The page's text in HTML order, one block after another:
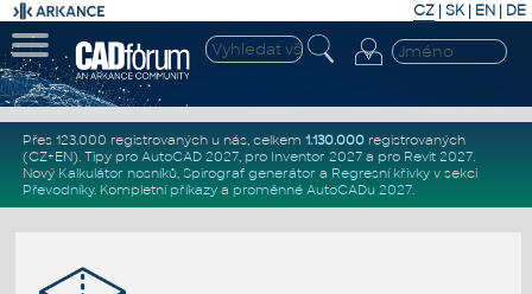
CZ | SK| EN | DE
Přes 123.000 registrovaných u nás, celkem 1.130.000registrovaných
(CZ+EN). Tipy pro AutoCAD 2027, pro Inventor 2027a pro Revit 2027.
Nový Kalkulátor nosníků, Spirograf generátor a Regresní křivkyv sekci
Převodníky. Kompletní příkazya proměnné AutoCADu 2027.